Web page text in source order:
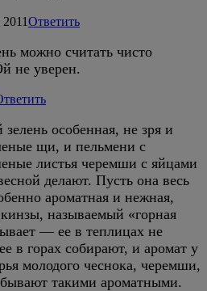
Ответить
можно считать чисто
не уверен.
зелень особенная, не зря и
щи, и пельмени с
листья черемши с яйцами
делают. Пусть она весь
ароматная и нежная,
называемый «горная
— ее в теплицах не
в горах собирают, и аромат у
молодого чеснока, черемши,
такими ароматными.